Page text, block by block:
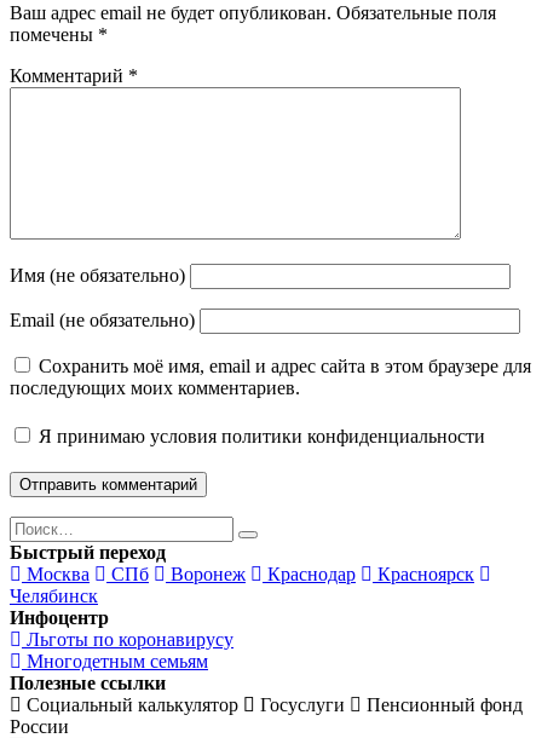
Ваш адрес email не будет опубликован. Обязательные поля
помечены *
Комментарий *
Имя (не обязательно)
Email (не обязательно)
Сохранить моё имя, email и адрес сайта в этом браузере для
последующих моих комментариев.
Я принимаю условия политики конфиденциальности
Поиск
Найти
Быстрый переход
Москва
СПб Воронеж Краснодар
Красноярск
Челябинск
Инфоцентр
Льготы по коронавирусу
Многодетным семьям
Полезные ссылки
Социальный калькулятор
Госуслуги
Пенсионный фонд
России